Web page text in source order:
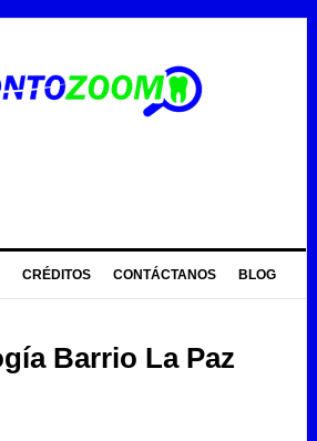
CRÉDITOS CONTÁCTANOS BLOG
Barrio La Paz